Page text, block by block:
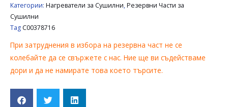
Категории: Нагреватели за Сушилни,Резервни Части за
Сушилни
Tag C00378716
При затруднения в избора на резервна част не се
колебайте да се свържете с нас. Ние ще ви съдействаме
дори и да не намирате това което търсите.